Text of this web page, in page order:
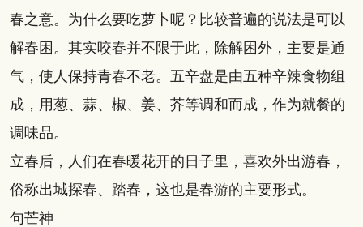
春之意。为什么要吃萝卜呢？比较普遍的说法是可以
解春困。其实咬春并不限于此，除解困外，主要是通
气，使人保持青春不老。五辛盘是由五种辛辣食物组
成，用葱、蒜、椒、姜、芥等调和而成，作为就餐的
调味品。
立春后，人们在春暖花开的日子里，喜欢外出游春，
俗称出城探春、踏春，这也是春游的主要形式。
句芒神